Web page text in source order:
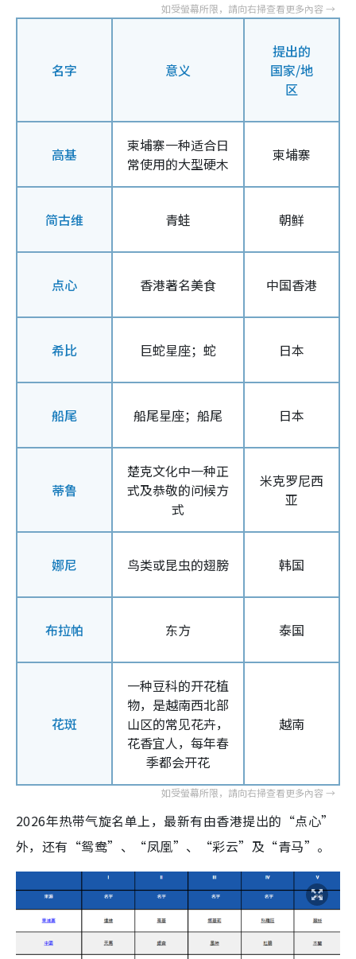
名字 意义
提出的
国家/地
区
高基
柬埔寨一种适合日
常使用的大型硬木
柬埔寨
简古维 青蛙 朝鲜
点心 香港著名美食 中国香港
希比 巨蛇星座；蛇 日本
船尾 船尾星座；船尾 日本
蒂鲁
楚克文化中一种正
式及恭敬的问候方
式
米克罗尼西
亚
娜尼 鸟类或昆虫的翅膀 韩国
布拉帕 东方 泰国
花斑
一种豆科的开花植
物，是越南西北部
山区的常见花卉，
花香宜人，每年春
季都会开花
越南
2026年热带气旋名单上，最新有由香港提出的“点心”
外，还有“鸳鸯”、“凤凰”、“彩云”及“青马”。